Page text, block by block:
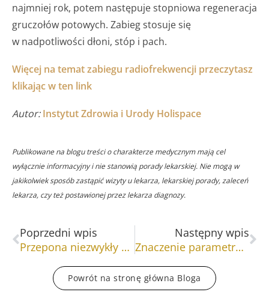
najmniej rok, potem następuje stopniowa regeneracja
gruczołów potowych. Zabieg stosuje się
w nadpotliwości dłoni, stóp i pach.
Więcej na temat zabiegu radiofrekwencji przeczytasz
klikając w ten link
Autor: Instytut Zdrowia i Urody Holispace
Publikowane na blogu treści o charakterze medycznym mają cel
wyłącznie informacyjny i nie stanowią porady lekarskiej. Nie mogą w
jakikolwiek sposób zastąpić wizyty u lekarza, lekarskiej porady, zaleceń
lekarza, czy też postawionej przez lekarza diagnozy.
Prev
Poprzedni wpis
Przepona niezwykły mięsień
Następny wpis
Znaczenie parametrów kondycji skóry w kosmetologii
Powrót na stronę główna Bloga